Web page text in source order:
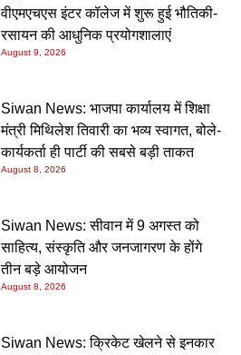
वीएमएचएस इंटर कॉलेज में शुरू हुई भौतिकी-
रसायन की आधुनिक प्रयोगशालाएं
August 9, 2026
Siwan News: भाजपा कार्यालय में शिक्षा
मंत्री मिथिलेश तिवारी का भव्य स्वागत, बोले-
कार्यकर्ता ही पार्टी की सबसे बड़ी ताकत
August 8, 2026
Siwan News: सीवान में 9 अगस्त को
साहित्य, संस्कृति और जनजागरण के होंगे
तीन बड़े आयोजन
August 8, 2026
Siwan News: क्रिकेट खेलने से इनकार